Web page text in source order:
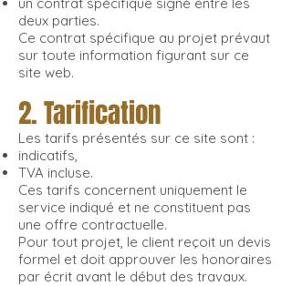
deux parties.
Ce contrat spécifique au projet prévaut
sur toute information figurant sur ce
site web.
2. Tarification
Les tarifs présentés sur ce site sont :
indicatifs,
TVA incluse.
Ces tarifs concernent uniquement le
service indiqué et ne constituent pas
une offre contractuelle.
Pour tout projet, le client reçoit un devis
formel et doit approuver les honoraires
par écrit avant le début des travaux.